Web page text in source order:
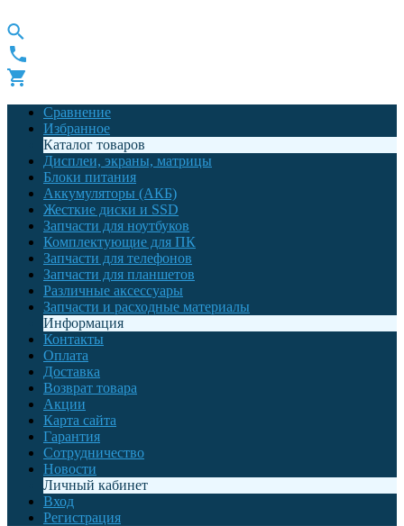
Сравнение
Избранное
Каталог товаров
Дисплеи, экраны, матрицы
Блоки питания
Аккумуляторы (АКБ)
Жесткие диски и SSD
Запчасти для ноутбуков
Комплектующие для ПК
Запчасти для телефонов
Запчасти для планшетов
Различные аксессуары
Запчасти и расходные материалы
Информация
Контакты
Оплата
Доставка
Возврат товара
Акции
Карта сайта
Гарантия
Сотрудничество
Новости
Личный кабинет
Вход
Регистрация